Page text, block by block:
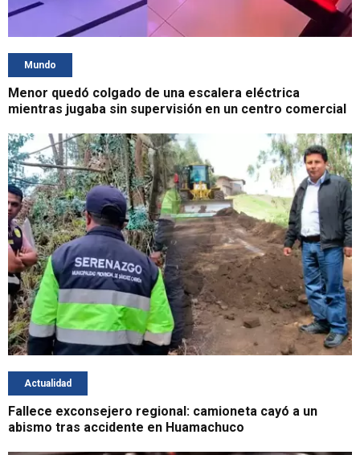
Mundo
Menor quedó colgado de una escalera eléctrica
mientras jugaba sin supervisión en un centro comercial
Actualidad
Fallece exconsejero regional: camioneta cayó a un
abismo tras accidente en Huamachuco